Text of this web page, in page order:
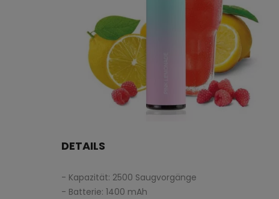
DETAILS
- Kapazität: 2500 Saugvorgänge
- Batterie: 1400 mAh